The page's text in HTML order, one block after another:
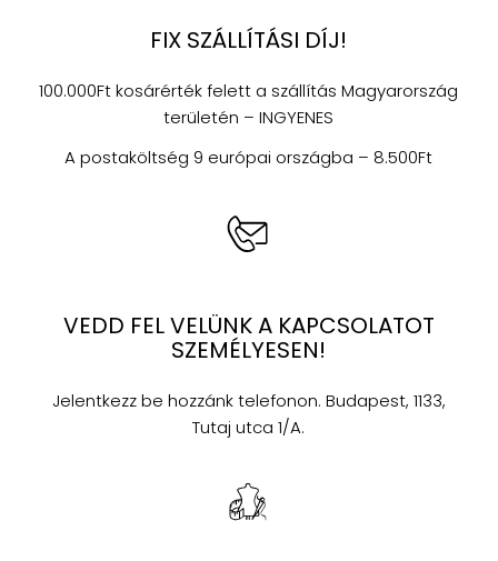
FIX SZÁLLÍTÁSI DÍJ!
100.000Ft kosárérték felett a szállítás Magyarország
területén – INGYENES
A postaköltség 9 európai országba – 8.500Ft
VEDD FEL VELÜNK A KAPCSOLATOT
SZEMÉLYESEN!
Jelentkezz be hozzánk telefonon. Budapest, 1133,
Tutaj utca 1/A.